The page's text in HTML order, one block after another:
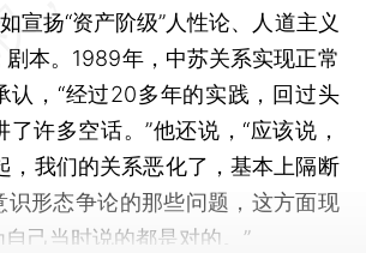
宣扬“资产阶级”人性论、人道主义
本。1989年，中苏关系实现正常
认，“经过20多年的实践，回过头
许多空话。”他还说，“应该说，
，我们的关系恶化了，基本上隔断
识形态争论的那些问题，这方面现
己当时说的都是对的。”